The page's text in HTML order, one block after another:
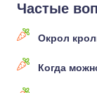
Частые
Окрол
Когда